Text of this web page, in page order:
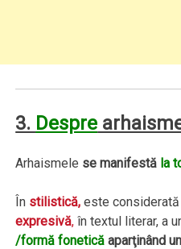
3. Despre
Arhaismele se manifestă la
În stilistică, este
expresivă, în textul literar, a
/formă fonetică aparţinând